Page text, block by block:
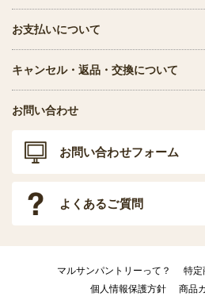
お支払いについて
キャンセル・返品・交換について
お問い合わせ
お問い合わせフォーム
よくあるご質問
マルサンパントリーって？
特定
個人情報保護方針
商品